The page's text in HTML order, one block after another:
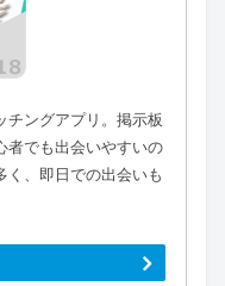
チングアプリ。掲示板
者でも出会いやすいの
く、即日での出会いも